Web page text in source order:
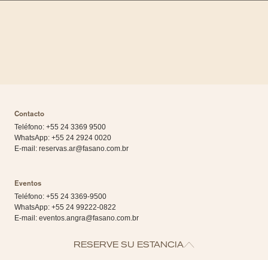
Contacto
Teléfono: +55 24 3369 9500
WhatsApp: +55 24 2924 0020
E-mail: reservas.ar@fasano.com.br
Eventos
Teléfono: +55 24 3369-9500
WhatsApp: +55 24 99222-0822
E-mail: eventos.angra@fasano.com.br
RESERVE SU ESTANCIA